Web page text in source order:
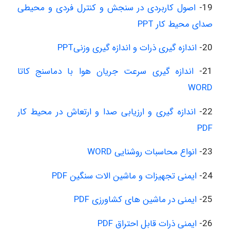
19- اصول کاربردی در سنجش و کنترل فردی و محیطی
صدای محیط کار PPT
20- اندازه گیری ذرات و اندازه گیری وزنیPPT
21-
اندازه گیری سرعت جریان هوا با دماسنج کاتا
WORD
22- اندازه گیری و ارزیابی صدا و ارتعاش در محیط کار
PDF
23- انواع محاسبات روشنایی WORD
24- ایمنی تجهیزات و ماشین الات سنگین PDF
25- ایمنی در ماشین های کشاورزی PDF
26- ایمنی ذرات قابل احتراق PDF